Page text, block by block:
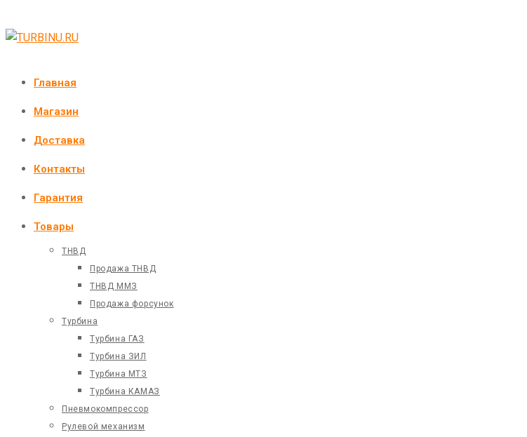
Главная
Магазин
Доставка
Контакты
Гарантия
Товары
ТНВД
Продажа ТНВД
ТНВД ММЗ
Продажа форсунок
Турбина
Турбина ГАЗ
Турбина ЗИЛ
Турбина МТЗ
Турбина КАМАЗ
Пневмокомпрессор
Рулевой механизм